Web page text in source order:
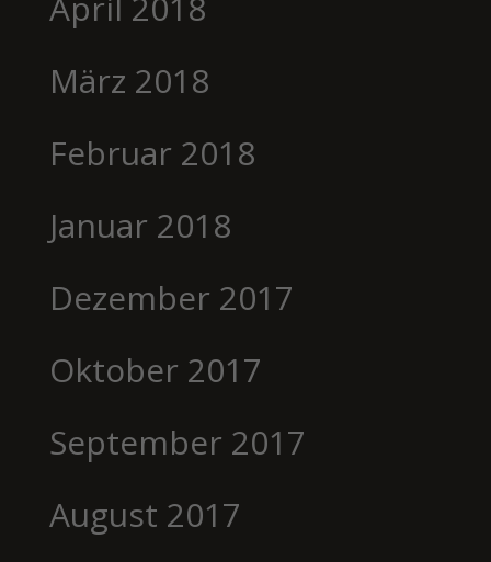
März 2018
Februar 2018
Januar 2018
Dezember 2017
Oktober 2017
September 2017
August 2017